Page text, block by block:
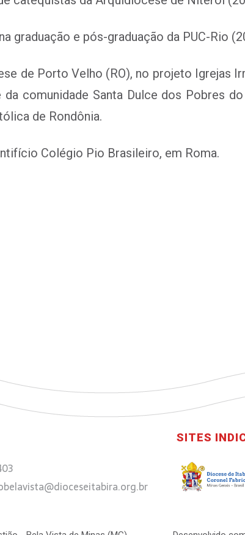
graduação e pós-graduação da PUC-Rio
de Porto Velho (RO), no projeto Igrejas
da comunidade Santa Dulce dos Pobres
de Rondônia.
Colégio Pio Brasileiro, em Roma.
SITES